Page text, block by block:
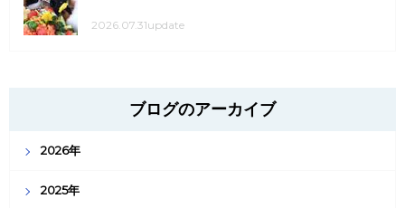
2026.07.31update
ブログのアーカイブ
2026年
2025年